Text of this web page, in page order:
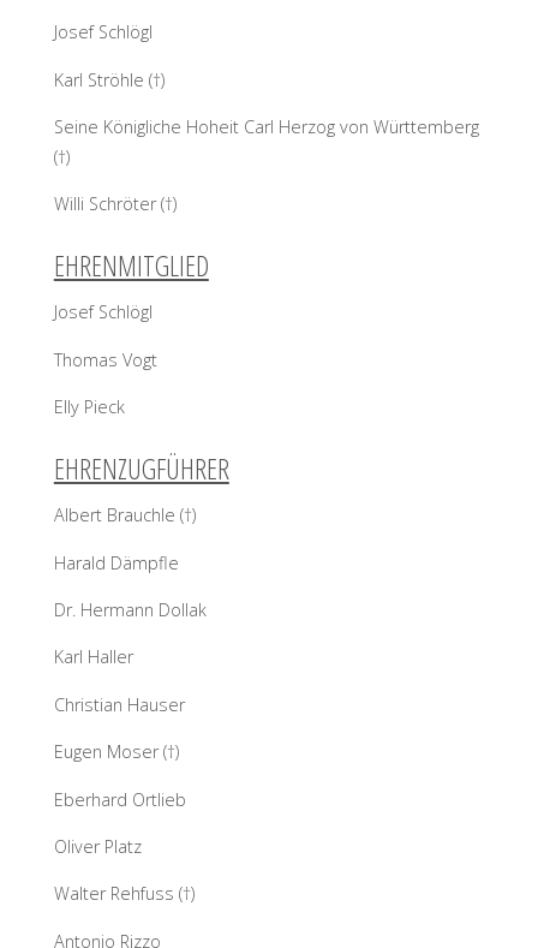
Josef Schlögl
Karl Ströhle (†)
Seine Königliche Hoheit Carl Herzog von Württemberg
(†)
Willi Schröter (†)
EHRENMITGLIED
Josef Schlögl
Thomas Vogt
Elly Pieck
EHRENZUGFÜHRER
Albert Brauchle (†)
Harald Dämpfle
Dr. Hermann Dollak
Karl Haller
Christian Hauser
Eugen Moser (†)
Eberhard Ortlieb
Oliver Platz
Walter Rehfuss (†)
Antonio Rizzo